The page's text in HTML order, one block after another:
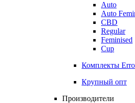
Auto
Auto
CBD
Regular
Feminised
Cup
Комплекты
Крупный опт
Производители